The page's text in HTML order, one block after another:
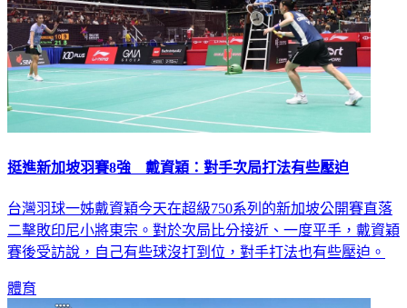
挺進新加坡羽賽8強 戴資穎：對手次局打法有些壓迫
台灣羽球一姊戴資穎今天在超級750系列的新加坡公開賽直落
二擊敗印尼小將東宗。對於次局比分接近、一度平手，戴資穎
賽後受訪說，自己有些球沒打到位，對手打法也有些壓迫。
體育